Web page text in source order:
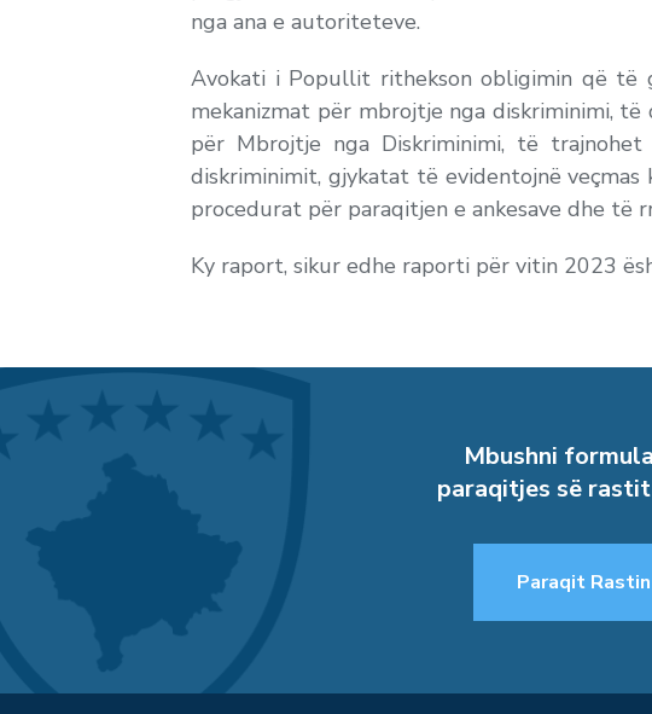
nga ana e autoriteteve.
Avokati i Popullit rithekson obligimin që të
mekanizmat për mbrojtje nga diskriminimi,
për Mbrojtje nga Diskriminimi, të
diskriminimit, gjykatat të evidentojnë
procedurat për paraqitjen e ankesave dhe të
Ky raport, sikur edhe raporti për vitin 2023
Mbushni
paraqitjes së
Paraqit Rastin